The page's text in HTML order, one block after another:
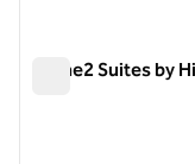
Home2 Suites by